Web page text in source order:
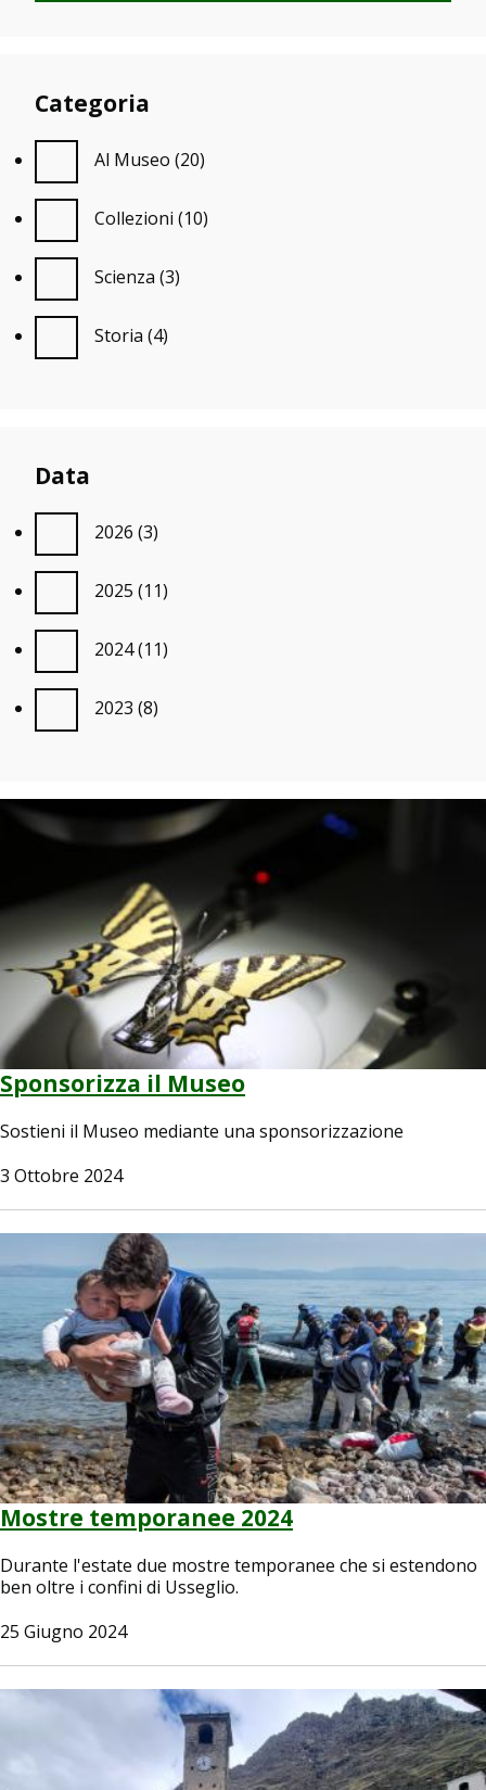
Categoria
Al Museo (20)
Collezioni (10)
Scienza (3)
Storia (4)
Data
2026 (3)
2025 (11)
2024(11)
2023 (8)
Image
Sponsorizza il Museo
Sostieni il Museo mediante una sponsorizzazione
3 Ottobre 2024
Mostre temporanee 2024
Durante l'estate due mostre temporanee che si estendono
ben oltre i confini di Usseglio.
25 Giugno 2024
Image